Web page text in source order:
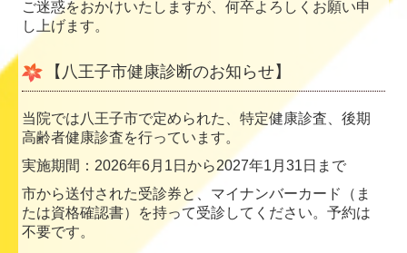
ご迷惑をおかけいたしますが、何卒よろしくお願い申
し上げます。
【八王子市健康診断のお知らせ】
当院では八王子市で定められた、特定健康診査、後期
高齢者健康診査を行っています。
実施期間：2026年6月1日から2027年1月31日まで
市から送付された受診券と、マイナンバーカード（ま
たは資格確認書）を持って受診してください。予約は
不要です。